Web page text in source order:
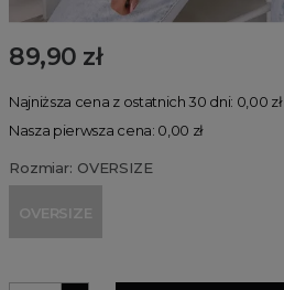
89,90 zł
Najniższa cena z ostatnich 30 dni: 0,00 zł
Nasza pierwsza cena: 0,00 zł
Rozmiar: OVERSIZE
OVERSIZE